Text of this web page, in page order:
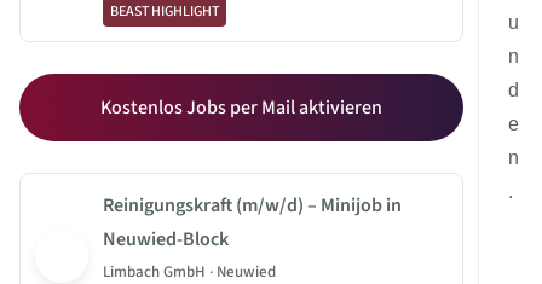
BEAST HIGHLIGHT
Kostenlos Jobs per Mail aktivieren
Reinigungskraft (m/w/d) – Minijob in
Neuwied-Block
Limbach GmbH · Neuwied
u
n
d
e
n
.